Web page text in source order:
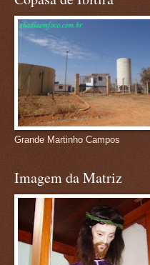
Grande Martinho Campos
Imagem da Matriz